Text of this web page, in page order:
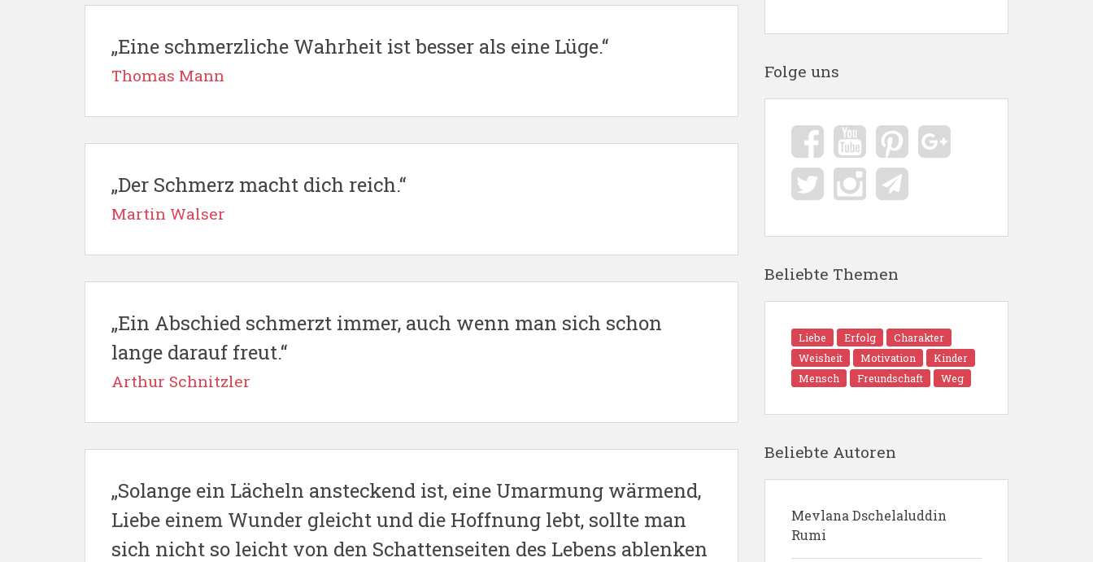
„Eine schmerzliche Wahrheit ist besser als eine Lüge.“
Thomas Mann
„Der Schmerz macht dich reich.“
Martin Walser
„Ein Abschied schmerzt immer, auch wenn man sich schon
lange darauf freut.“
Arthur Schnitzler
„Solange ein Lächeln ansteckend ist, eine Umarmung wärmend,
Liebe einem Wunder gleicht und die Hoffnung lebt, sollte man
sich nicht so leicht von den Schattenseiten des Lebens ablenken
Folge uns
Beliebte Themen
Liebe Erfolg
Charakter
Weisheit
Motivation
Kinder
Mensch
Freundschaft Weg
Beliebte Autoren
Mevlana Dschelaluddin
Rumi